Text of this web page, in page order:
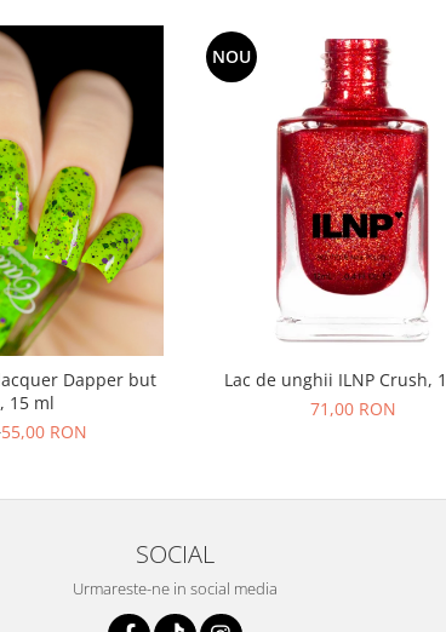
Dapper but
15 ml
55,00 RON
NOU
Lac de unghii ILNP Crush,
71,00 RON
SOCIAL
Urmareste-ne in social media